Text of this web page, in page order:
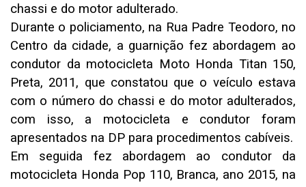
chassi e do motor adulterado.
Durante o policiamento, na Rua Padre Teodoro, no
Centro da cidade, a guarnição fez abordagem ao
condutor da motocicleta Moto Honda Titan 150,
Preta, 2011, que constatou que o veículo estava
com o número do chassi e do motor adulterados,
com isso, a motocicleta e condutor foram
apresentados na DP para procedimentos cabíveis.
Em seguida fez abordagem ao condutor da
motocicleta Honda Pop 110, Branca, ano 2015, na